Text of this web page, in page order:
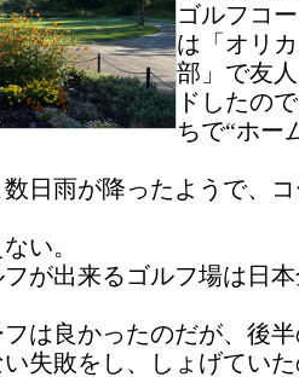
ゴルフコ
は「オリ
部」で友
ドしたの
ちで“ホー
日雨が降ったようで、
い。
が出来るゴルフ場は日
は良かったのだが、後
失敗をし、しょげてい